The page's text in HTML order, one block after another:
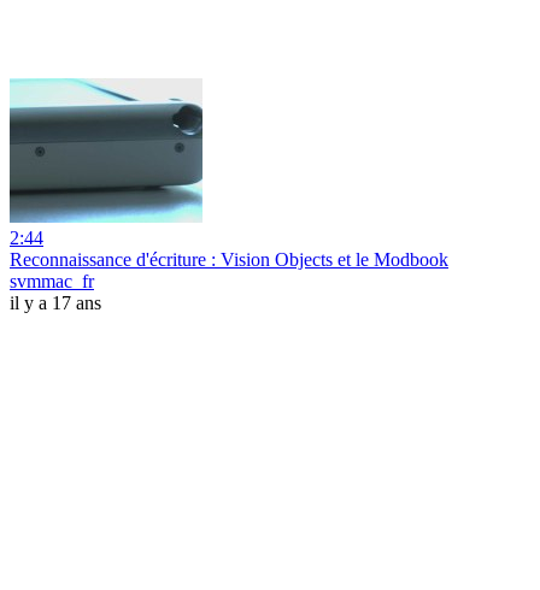
2:44
Reconnaissance d'écriture : Vision Objects et le Modbook
svmmac_fr
il y a 17 ans